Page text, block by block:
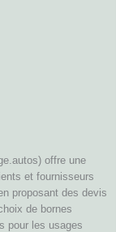
offre une
et fournisseurs
proposant des devis
de bornes
pour les usages